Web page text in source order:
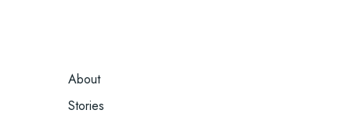
FOOTER
MENU
About
Stories